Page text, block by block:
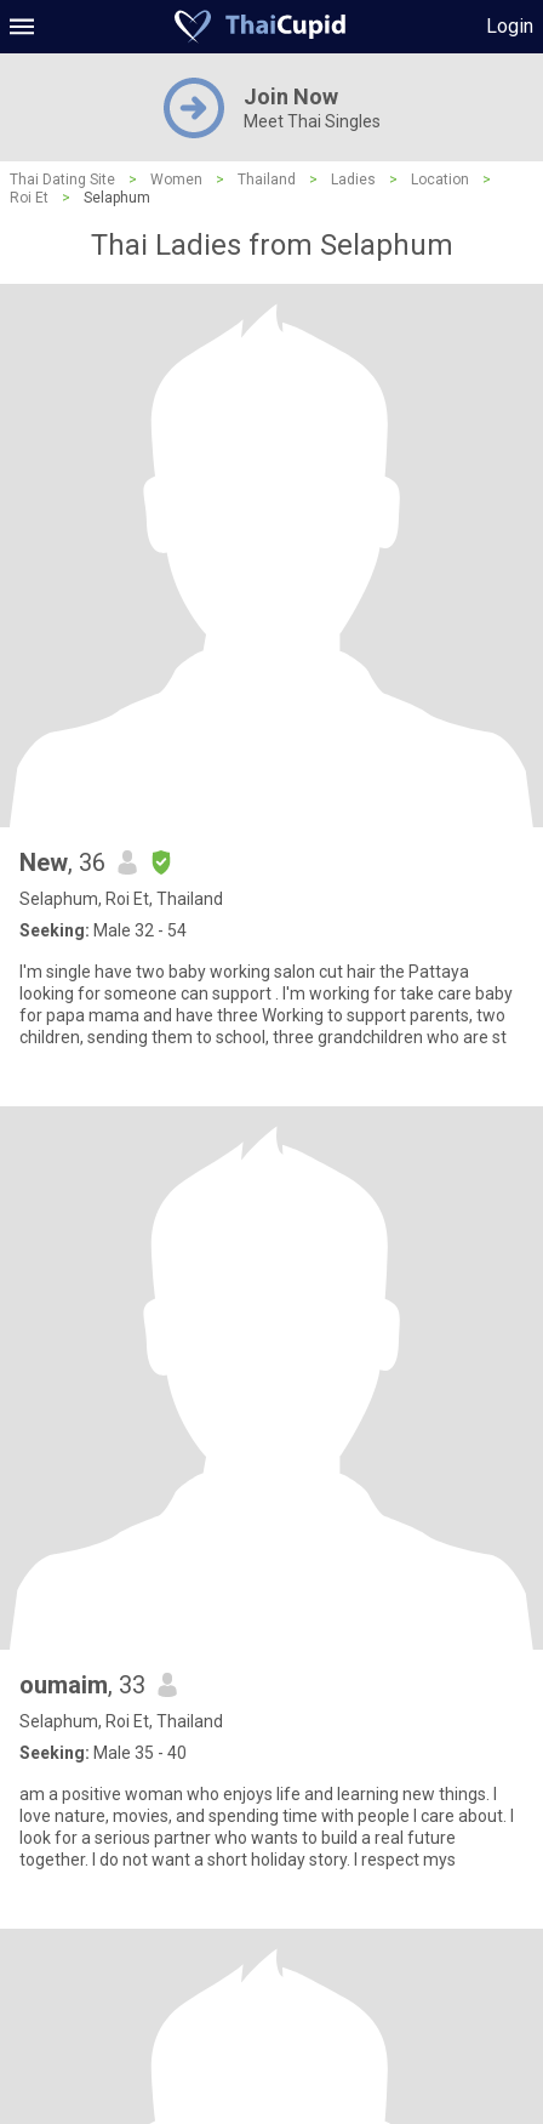
Login
Join Now
Meet Thai Singles
Thai Dating Site > Women > Thailand > Ladies > Location
>
Roi Et
> Selaphum
Thai Ladies from Selaphum
New, 36
Selaphum, Roi Et, Thailand
Seeking: Male 32 - 54
I'm single have two baby working salon cut hair the Pattaya
looking for someone can support . I'm working for take care baby
for papa mama and have three Working to support parents, two
children, sending them to school, three grandchildren who are st
oumaim, 33
Selaphum, Roi Et, Thailand
Seeking: Male 35 - 40
am a positive woman who enjoys life and learning new things. I
love nature, movies, and spending time with people I care about. I
look for a serious partner who wants to build a real future
together. I do not want a short holiday story. I respect mys